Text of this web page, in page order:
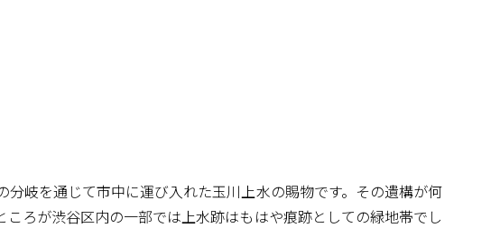
岐を通じて市中に運び入れた玉川上水の賜物です。その遺構が何
ろが渋谷区内の一部では上水跡はもはや痕跡としての緑地帯でし